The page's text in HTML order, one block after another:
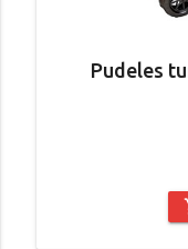
Pudeles